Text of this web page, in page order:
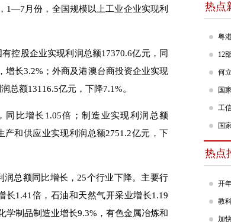
月份，全国规模以上工业企业实现利
股企业实现利润总额17370.6亿元，同
增长3.2%；外商及港澳台商投资企业实现
总额13116.5亿元，下降7.1%。
比增长1.05倍；制造业实现利润总额
产和供应业实现利润总额2751.2亿元，下
总额同比增长，25个行业下降。主要行
1.41倍，石油和天然气开采业增长1.19
学制品制造业增长9.3%，有色金属冶炼和
热点
粤
12
何
热点
开
教
加